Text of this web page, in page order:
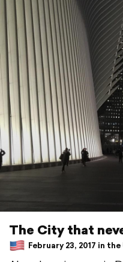
The City that
February 23, 2017 in